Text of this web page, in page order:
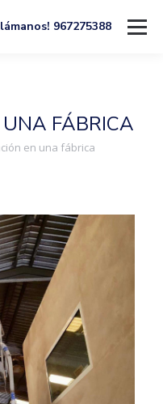
967275388
FÁBRICA
en una fábrica